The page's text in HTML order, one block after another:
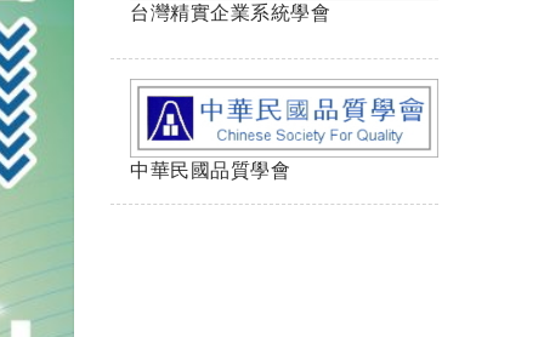
台灣精實企業系統學會
中華民國品質學會